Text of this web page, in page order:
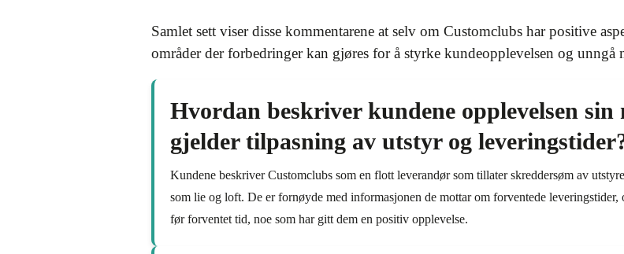
Samlet sett viser disse kommentarene at selv om Customclubs har positive
områder der forbedringer kan gjøres for å styrke kundeopplevelsen og unngå
Hvordan beskriver kundene opplevelsen
gjelder tilpasning av utstyr og
Kundene beskriver Customclubs som en flott leverandør som tillater skreddersøm av
som lie og loft. De er fornøyde med informasjonen de mottar om forventede
før forventet tid, noe som har gitt dem en positiv opplevelse.